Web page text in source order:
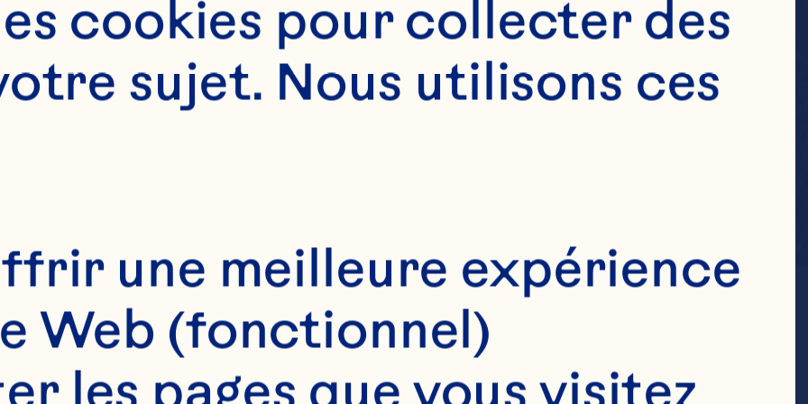
cookies pour collecter des
sujet. Nous utilisons ces
une meilleure expérience
Web (fonctionnel)
les pages que vous visitez